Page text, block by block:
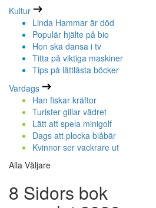
Kultur
Linda Hammar är död
Populär hjälte på bio
Hon ska dansa i tv
Titta på viktiga maskiner
Tips på lättlästa böcker
Vardags
Han fiskar kräftor
Turister gillar vädret
Lätt att spela minigolf
Dags att plocka blåbär
Kvinnor ser vackrare ut
Alla Väljare
8 Sidors bok